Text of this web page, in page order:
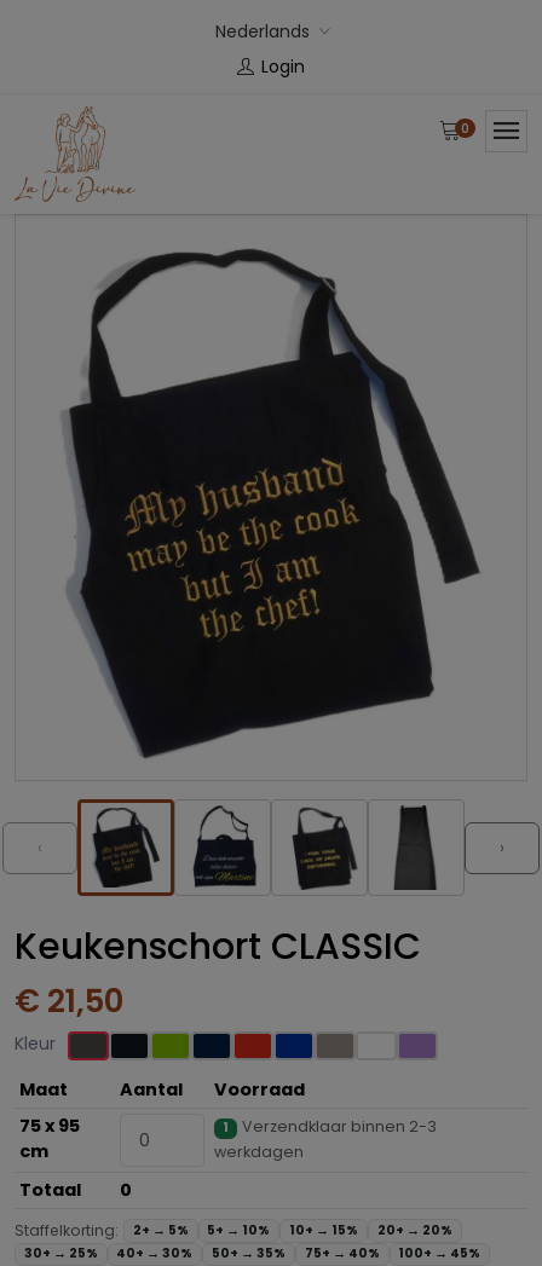
Nederlands
Login
0
‹ ›
Keukenschort CLASSIC
€ 21,50
Kleur
Maat
Aantal
Voorraad
75 x 95
cm
1
Verzendklaar binnen 2-3
werkdagen
Totaal 0
Staffelkorting: 2+ → 5% 5+ → 10% 10+ → 15% 20+ → 20%
30+ → 25% 40+ →30% 50+ →35% 75+ → 40% 100+ → 45%